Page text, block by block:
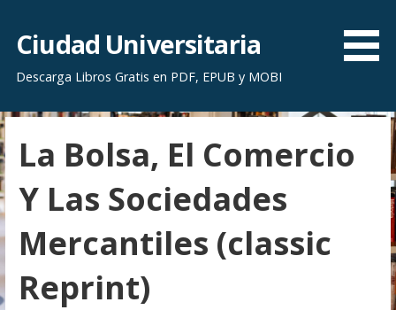
r
a
l
c
o
n
e
n
Ciudad Universitaria
Descarga Libros Gratis en PDF, EPUB y MOBI
La Bolsa, El Comercio
Y Las Sociedades
Mercantiles (classic
Reprint)